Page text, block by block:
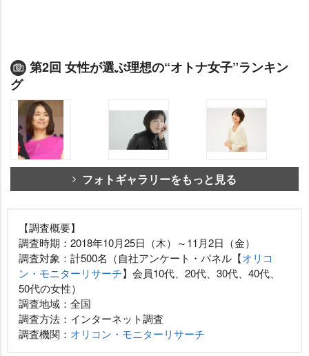
第2回 女性が選ぶ理想の“オトナ女子”ランキン
グ
フォトギャラリーをもっと見る
【調査概要】
調査時期：2018年10月25日（木）～11月2日（金）
調査対象：計500名（自社アンケート・パネル【オリコ
ン・モニターリサーチ】会員10代、20代、30代、40代、
50代の女性）
調査地域：全国
調査方法：インターネット調査
調査機関： オリコン・モニターリサーチ